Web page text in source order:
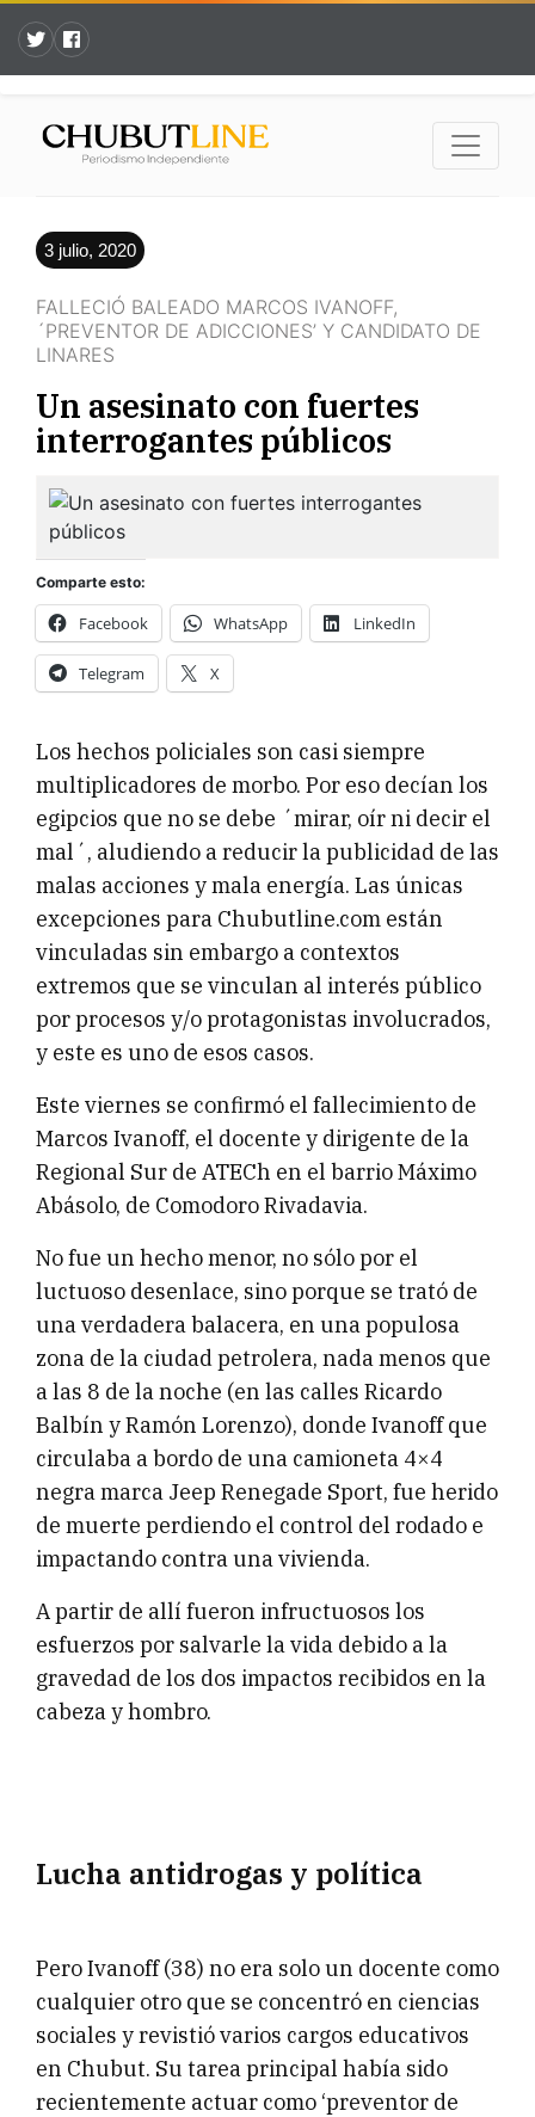
3 julio, 2020
FALLECIÓ BALEADO MARCOS IVANOFF,
´PREVENTOR DE ADICCIONES’ Y CANDIDATO DE
LINARES
Un asesinato con fuertes
interrogantes públicos
Comparte esto:
Facebook WhatsApp LinkedIn
Telegram X
Los hechos policiales son casi siempre
multiplicadores de morbo. Por eso decían los
egipcios que no se debe ´mirar, oír ni decir el
mal´, aludiendo a reducir la publicidad de las
malas acciones y mala energía. Las únicas
excepciones para Chubutline.com están
vinculadas sin embargo a contextos
extremos que se vinculan al interés público
por procesos y/o protagonistas involucrados,
y este es uno de esos casos.
Este viernes se confirmó el fallecimiento de
Marcos Ivanoff, el docente y dirigente de la
Regional Sur de ATECh en el barrio Máximo
Abásolo, de Comodoro Rivadavia.
No fue un hecho menor, no sólo por el
luctuoso desenlace, sino porque se trató de
una verdadera balacera, en una populosa
zona de la ciudad petrolera, nada menos que
a las 8 de la noche (en las calles Ricardo
Balbín y Ramón Lorenzo), donde Ivanoff que
circulaba a bordo de una camioneta 4×4
negra marca Jeep Renegade Sport, fue herido
de muerte perdiendo el control del rodado e
impactando contra una vivienda.
A partir de allí fueron infructuosos los
esfuerzos por salvarle la vida debido a la
gravedad de los dos impactos recibidos en la
cabeza y hombro.
Lucha antidrogas y política
Pero Ivanoff (38) no era solo un docente como
cualquier otro que se concentró en ciencias
sociales y revistió varios cargos educativos
en Chubut. Su tarea principal había sido
recientemente actuar como ‘preventor de